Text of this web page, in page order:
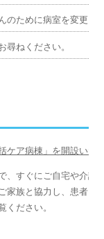
のために病室を変更
尋ねください。
ケア病棟」を開設いた
、すぐにご自宅や介
家族と協力し、患者
ください。